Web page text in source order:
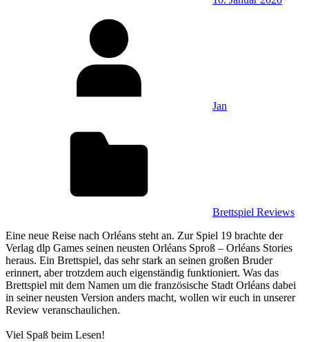
Jan
Brettspiel Reviews
Eine neue Reise nach Orléans steht an. Zur Spiel 19 brachte der
Verlag dlp Games seinen neusten Orléans Sproß – Orléans Stories
heraus. Ein Brettspiel, das sehr stark an seinen großen Bruder
erinnert, aber trotzdem auch eigenständig funktioniert. Was das
Brettspiel mit dem Namen um die französische Stadt Orléans dabei
in seiner neusten Version anders macht, wollen wir euch in unserer
Review veranschaulichen.
Viel Spaß beim Lesen!